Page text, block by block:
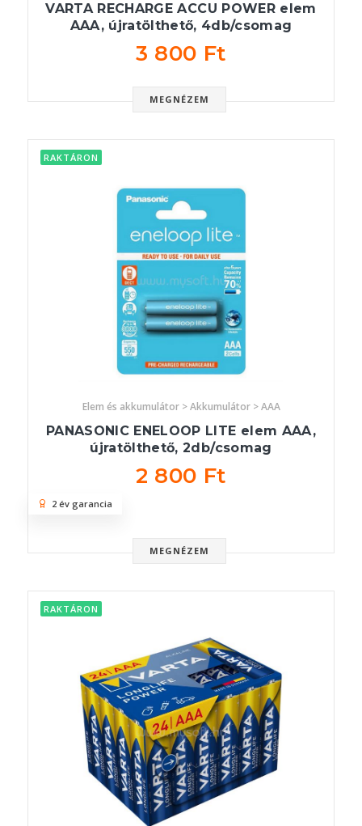
VARTA RECHARGE ACCU POWER elem
AAA, újratölthető, 4db/csomag
3 800 Ft
MEGNÉZEM
RAKTÁRON
Elem és akkumulátor > Akkumulátor > AAA
PANASONIC ENELOOP LITE elem AAA,
újratölthető, 2db/csomag
2 800 Ft
MEGNÉZEM
2 év garancia
RAKTÁRON